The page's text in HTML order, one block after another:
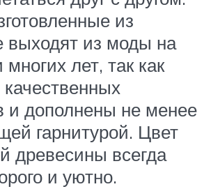
из
выходят из моды на
лет, так как
и дополнены не менее
гарнитурой. Цвет
древесины всегда
и уютно.